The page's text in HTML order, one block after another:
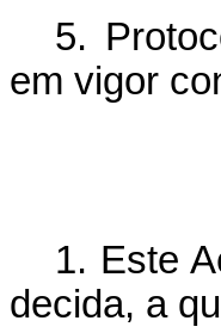
5.
em vigor
1. Este
decida, a